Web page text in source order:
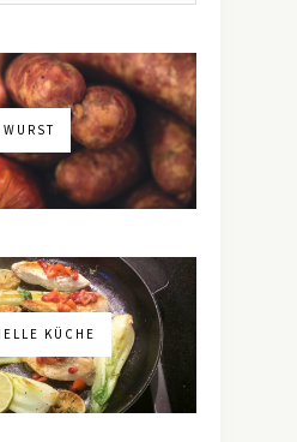
WURST
KÜCHE